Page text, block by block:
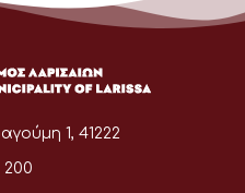
1, 41222
200